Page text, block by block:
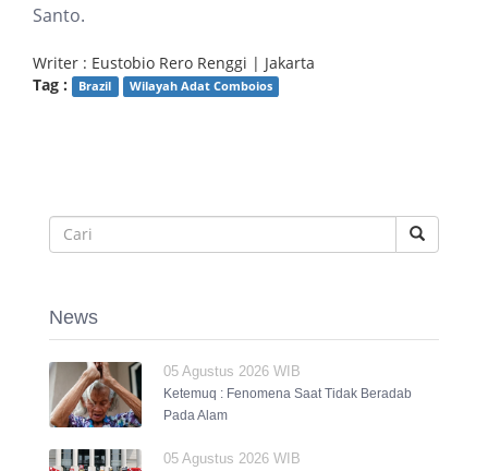
Santo.
Writer : Eustobio Rero Renggi | Jakarta
Tag :
Brazil Wilayah Adat Comboios
News
05 Agustus 2026 WIB
Ketemuq : Fenomena Saat Tidak Beradab
Pada Alam
05 Agustus 2026 WIB